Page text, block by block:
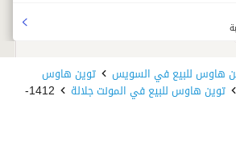
هاوس للبيع في السويس توين هاوس
توين هاوس للبيع في المونت جلالة 1412-